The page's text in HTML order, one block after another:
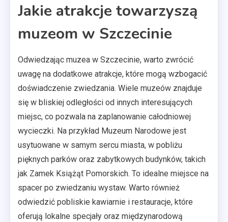
Jakie atrakcje towarzyszą
muzeom w Szczecinie
Odwiedzając muzea w Szczecinie, warto zwrócić
uwagę na dodatkowe atrakcje, które mogą wzbogacić
doświadczenie zwiedzania. Wiele muzeów znajduje
się w bliskiej odległości od innych interesujących
miejsc, co pozwala na zaplanowanie całodniowej
wycieczki. Na przykład Muzeum Narodowe jest
usytuowane w samym sercu miasta, w pobliżu
pięknych parków oraz zabytkowych budynków, takich
jak Zamek Książąt Pomorskich. To idealne miejsce na
spacer po zwiedzaniu wystaw. Warto również
odwiedzić pobliskie kawiarnie i restauracje, które
oferują lokalne specjały oraz międzynarodową